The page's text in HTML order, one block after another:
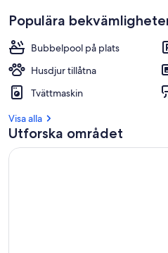
Populära
Bubbelpool på plats
Husdjur tillåtna
Tvättmaskin
Visa alla
Utforska området